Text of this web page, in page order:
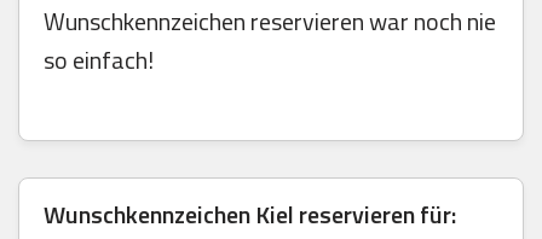
Wunschkennzeichen reservieren war noch nie
so einfach!
Wunschkennzeichen Kiel reservieren für: